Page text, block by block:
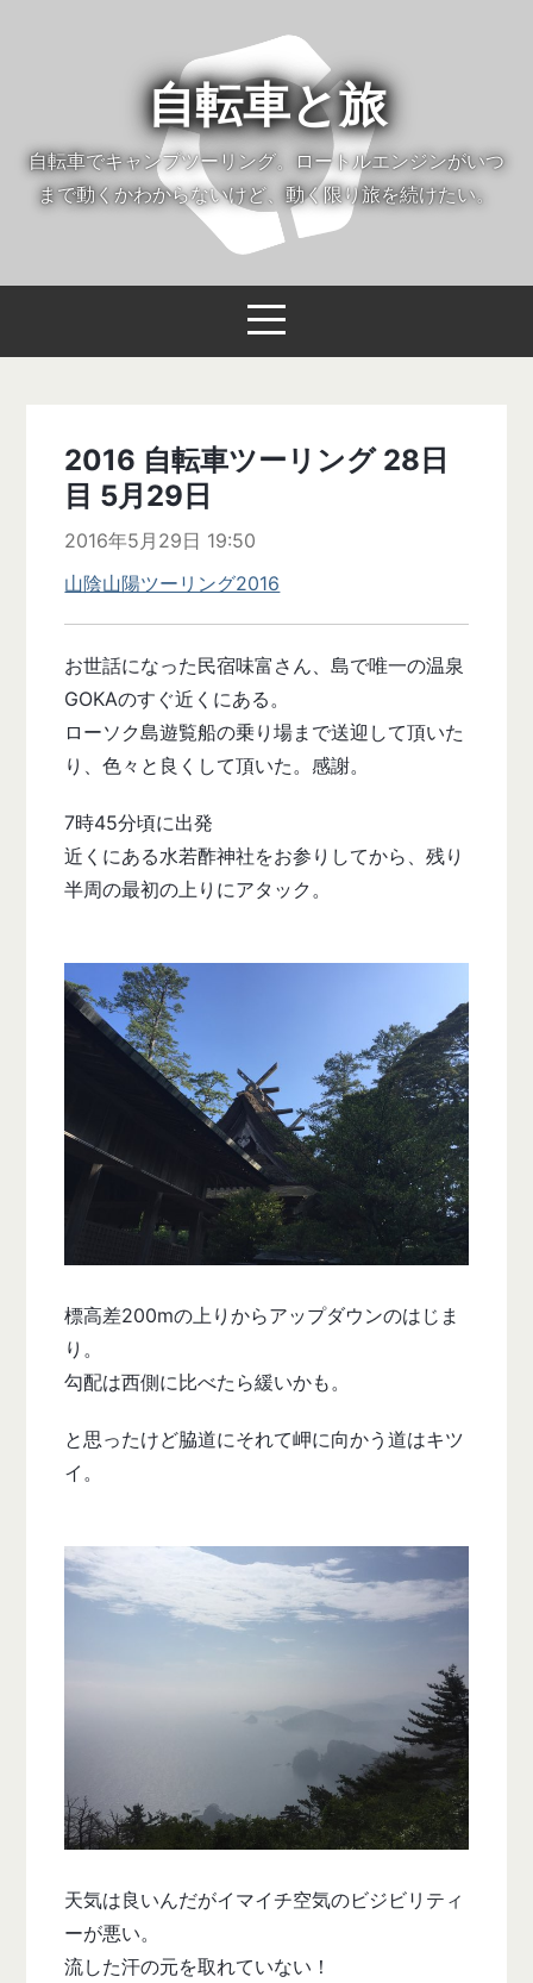
自転車と旅
自転車でキャンプツーリング。ロートルエンジンがいつ
まで動くかわからないけど、動く限り旅を続けたい。
2016 自転車ツーリング 28日
目 5月29日
2016年5月29日 19:50
山陰山陽ツーリング2016
お世話になった民宿味富さん、島で唯一の温泉
GOKAのすぐ近くにある。
ローソク島遊覧船の乗り場まで送迎して頂いた
り、色々と良くして頂いた。感謝。
7時45分頃に出発
近くにある水若酢神社をお参りしてから、残り
半周の最初の上りにアタック。
標高差200mの上りからアップダウンのはじま
り。
勾配は西側に比べたら緩いかも。
と思ったけど脇道にそれて岬に向かう道はキツ
イ。
天気は良いんだがイマイチ空気のビジビリティ
ーが悪い。
流した汗の元を取れていない！